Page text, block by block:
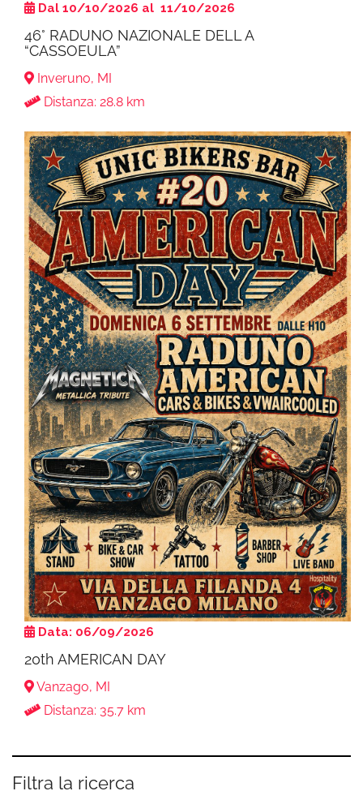
Dal 10/10/2026 al 11/10/2026
46° RADUNO NAZIONALE DELL A
“CASSOEULA”
Inveruno, MI
Distanza: 28.8 km
Data: 06/09/2026
20th AMERICAN DAY
Vanzago, MI
Distanza: 35.7 km
Filtra la ricerca